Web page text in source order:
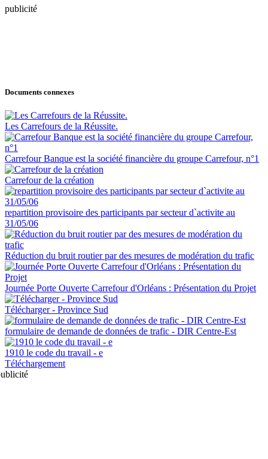
publicité
Documents connexes
Les Carrefours de la Réussite.
Carrefour Banque est la société financière du groupe Carrefour, n°1
Carrefour de la création
repartition provisoire des participants par secteur d`activite au
31/05/06
Réduction du bruit routier par des mesures de modération du trafic
Journée Porte Ouverte Carrefour d'Orléans : Présentation du Projet
Télécharger - Province Sud
formulaire de demande de données de trafic - DIR Centre-Est
1910 le code du travail - e
Téléchargement